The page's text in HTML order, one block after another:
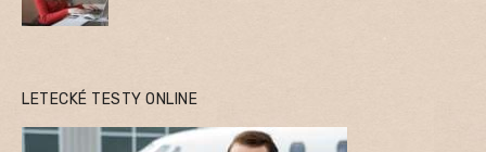
LETECKÉ TESTY ONLINE